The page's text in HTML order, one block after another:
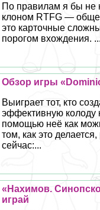
По правилам я бы не
клоном RTFG —
это карточные
порогом вхождения. ...
Обзор игры
Выиграет тот, кто
эффективную колоду
помощью неё как
том, как это
сейчас:...
«Нахимов.
играй